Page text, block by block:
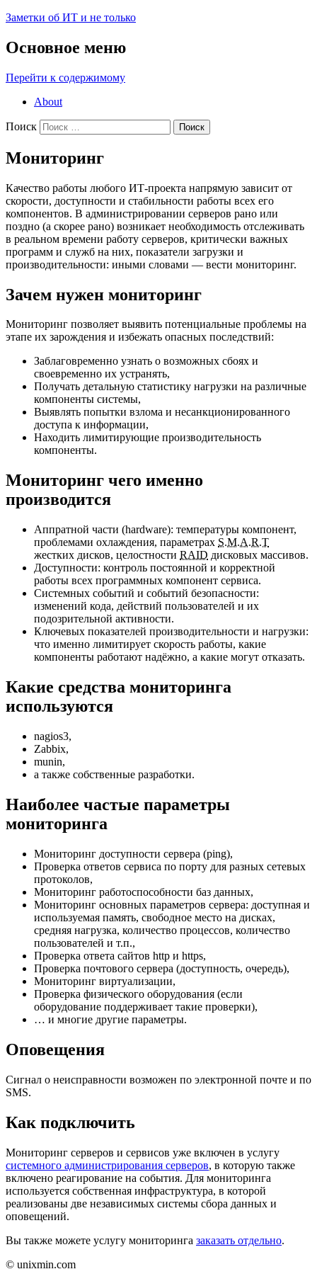
Заметки об ИТ и не только
Основное меню
Перейти к содержимому
About
Поиск
Мониторинг
Качество работы любого ИТ-проекта напрямую зависит от
скорости, доступности и стабильности работы всех его
компонентов. В администрировании серверов рано или
поздно (а скорее рано) возникает необходимость отслеживать
в реальном времени работу серверов, критически важных
программ и служб на них, показатели загрузки и
производительности: иными словами — вести мониторинг.
Зачем нужен мониторинг
Мониторинг позволяет выявить потенциальные проблемы на
этапе их зарождения и избежать опасных последствий:
Заблаговременно узнать о возможных сбоях и
своевременно их устранять,
Получать детальную статистику нагрузки на различные
компоненты системы,
Выявлять попытки взлома и несанкционированного
доступа к информации,
Находить лимитирующие производительность
компоненты.
Мониторинг чего именно
производится
Аппратной части (hardware): температуры компонент,
проблемами охлаждения, параметрах S.M.A.R.T
жестких дисков, целостности RAID дисковых массивов.
Доступности: контроль постоянной и корректной
работы всех программных компонент сервиса.
Системных событий и событий безопасности:
изменений кода, действий пользователей и их
подозрительной активности.
Ключевых показателей производительности и нагрузки:
что именно лимитирует скорость работы, какие
компоненты работают надёжно, а какие могут отказать.
Какие средства мониторинга
используются
nagios3,
Zabbix,
munin,
а также собственные разработки.
Наиболее частые параметры
мониторинга
Мониторинг доступности сервера (ping),
Проверка ответов сервиса по порту для разных сетевых
протоколов,
Мониторинг работоспособности баз данных,
Мониторинг основных параметров сервера: доступная и
используемая память, свободное место на дисках,
средняя нагрузка, количество процессов, количество
пользователей и т.п.,
Проверка ответа сайтов http и https,
Проверка почтового сервера (доступность, очередь),
Мониторинг виртуализации,
Проверка физического оборудования (если
оборудование поддерживает такие проверки),
… и многие другие параметры.
Оповещения
Сигнал о неисправности возможен по электронной почте и по
SMS.
Как подключить
Мониторинг серверов и сервисов уже включен в услугу
системного администрирования серверов, в которую также
включено реагирование на события. Для мониторинга
используется собственная инфраструктура, в которой
реализованы две независимых системы сбора данных и
оповещений.
Вы также можете услугу мониторинга заказать отдельно.
© unixmin.com